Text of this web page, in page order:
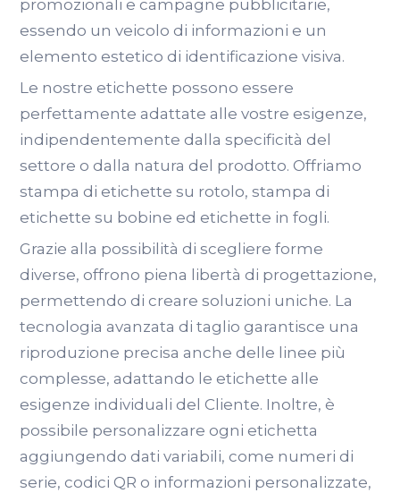
promozionali e campagne pubblicitarie,
essendo un veicolo di informazioni e un
elemento estetico di identificazione visiva.
Le nostre etichette possono essere
perfettamente adattate alle vostre esigenze,
indipendentemente dalla specificità del
settore o dalla natura del prodotto. Offriamo
stampa di etichette su rotolo, stampa di
etichette su bobine ed etichette in fogli.
Grazie alla possibilità di scegliere forme
diverse, offrono piena libertà di progettazione,
permettendo di creare soluzioni uniche. La
tecnologia avanzata di taglio garantisce una
riproduzione precisa anche delle linee più
complesse, adattando le etichette alle
esigenze individuali del Cliente. Inoltre, è
possibile personalizzare ogni etichetta
aggiungendo dati variabili, come numeri di
serie, codici QR o informazioni personalizzate,